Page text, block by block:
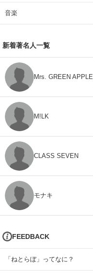
音楽
新着著名人一覧
Mrs. GREEN APPLE
M!LK
CLASS SEVEN
モナキ
FEEDBACK
「ねとらぼ」ってなに？